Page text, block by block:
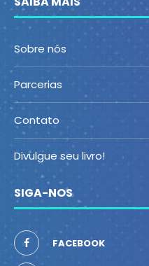
Sobre nós
Parcerias
Contato
Divulgue seu livro!
SIGA-NOS
FACEBOOK